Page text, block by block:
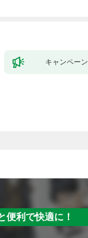
キャンペーン
便利で快適に！